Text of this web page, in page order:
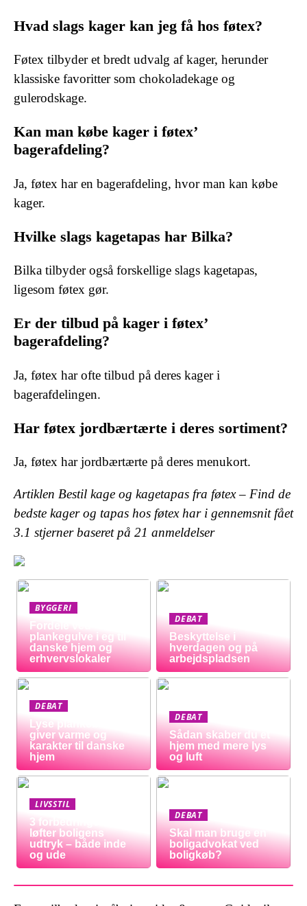
Hvad slags kager kan jeg få hos føtex?
Føtex tilbyder et bredt udvalg af kager, herunder
klassiske favoritter som chokoladekage og
gulerodskage.
Kan man købe kager i føtex’
bagerafdeling?
Ja, føtex har en bagerafdeling, hvor man kan købe
kager.
Hvilke slags kagetapas har Bilka?
Bilka tilbyder også forskellige slags kagetapas,
ligesom føtex gør.
Er der tilbud på kager i føtex’
bagerafdeling?
Ja, føtex har ofte tilbud på deres kager i
bagerafdelingen.
Har føtex jordbærtærte i deres sortiment?
Ja, føtex har jordbærtærte på deres menukort.
Artiklen Bestil kage og kagetapas fra føtex – Find de
bedste kager og tapas hos føtex har i gennemsnit fået
3.1 stjerner baseret på 21 anmeldelser
BYGGERI
Fordele ved
plankegulve i eg til
danske hjem og
erhvervslokaler
DEBAT
Beskyttelse i
hverdagen og på
arbejdspladsen
DEBAT
Lyse plankeborde
giver varme og
karakter til danske
hjem
DEBAT
Sådan skaber du et
hjem med mere lys
og luft
LIVSSTIL
3 forbedringer der
løfter boligens
udtryk – både inde
og ude
DEBAT
Skal man bruge en
boligadvokat ved
boligkøb?